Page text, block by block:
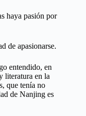
haya pasión por
de apasionarse.
entendido, en
literatura en la
que tenía no
de Nanjing es